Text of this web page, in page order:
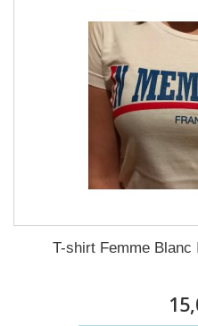
T-shirt Femme